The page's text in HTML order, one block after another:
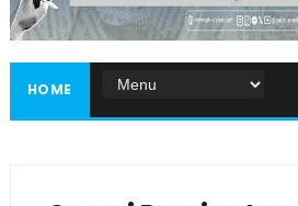
Masukkan iklan disini!
HOME